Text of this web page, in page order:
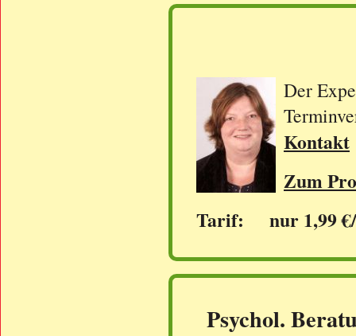
Der
Kontakt
Zum
Tarif: nur 1,99
Psychol.